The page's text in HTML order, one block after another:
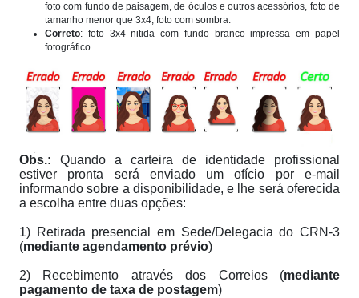
foto com fundo de paisagem, de óculos e outros acessórios, foto de
tamanho menor que 3x4, foto com sombra.
Correto: foto 3x4 nitida com fundo branco impressa em papel
fotográfico.
Obs.: Quando a carteira de identidade profissional
estiver pronta será enviado um ofício por e-mail
informando sobre a disponibilidade, e lhe será oferecida
a escolha entre duas opções:
1) Retirada presencial em Sede/Delegacia do CRN-3
(mediante agendamento prévio)
2) Recebimento através dos Correios (mediante
pagamento de taxa de postagem)